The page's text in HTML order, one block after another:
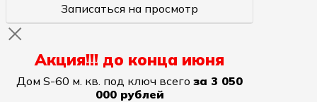
Записаться на просмотр
Акция!!! до конца июня
Дом S-60 м. кв. под ключ всего за 3 050
000 рублей